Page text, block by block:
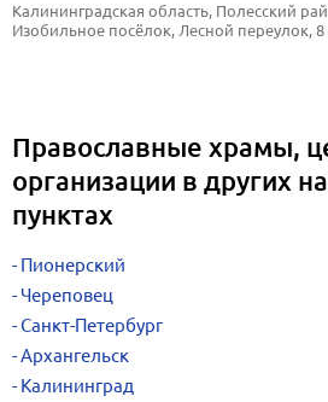
Калининградская область, Полесский
Изобильное посёлок, Лесной переулок, 8
Православные храмы,
организации в других
пунктах
Пионерский
Череповец
Санкт-Петербург
Архангельск
Калининград